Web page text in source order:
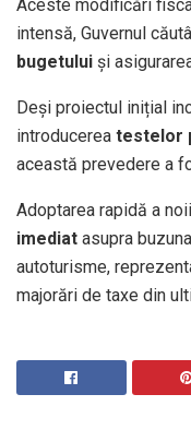
Aceste modificări
intensă, Guvernul
bugetului și
Deși proiectul inițial
introducerea testelor
această prevedere a
Adoptarea rapidă a
imediat asupra
autoturisme,
majorări de taxe din